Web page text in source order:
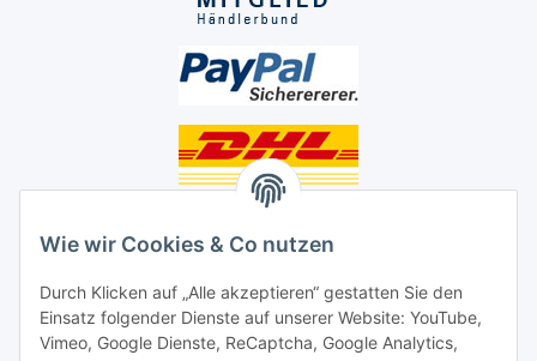
Wie wir Cookies & Co nutzen
Durch Klicken auf „Alle akzeptieren“ gestatten Sie den
Einsatz folgender Dienste auf unserer Website: YouTube,
Vimeo, Google Dienste, ReCaptcha, Google Analytics,
Social Media
Unsere Dienstleistungen